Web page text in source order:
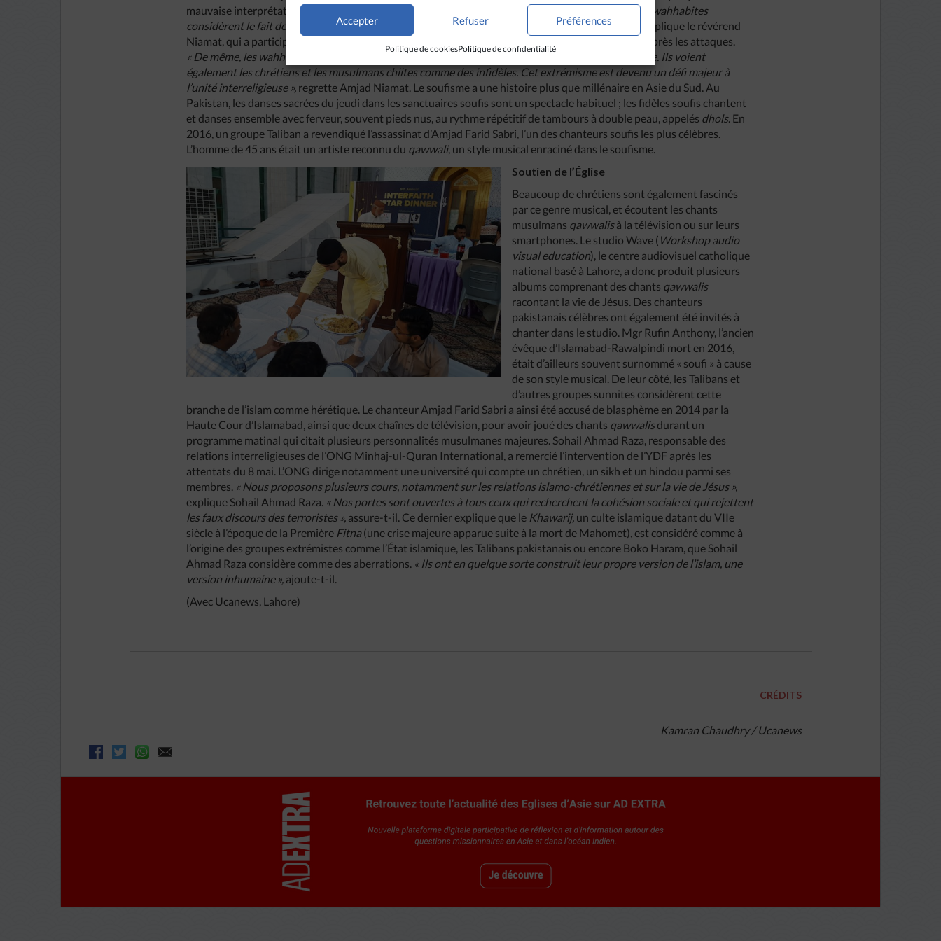
Accepter Refuser Préférences
Politique de cookiesPolitique de confidentialité
mauvaise interprétation du Coran.
« Les terroristes peuvent frapper partout, mais les extrémistes wahhabites
considèrent le fait de construire des lieux de culte sur des tombeaux comme contraire à l’islam »,
explique le révérend
Niamat, qui a participé à une veillée aux chandelles organisée le 11 mai à Data Darbar, trois jours après les attaques.
« De même, les wahhabites condamnent la tradition populaire du ‘dhamal’, une danse rituelle soufie. Ils voient
également les chrétiens et les musulmans chiites comme des infidèles. Cet extrémisme est devenu un défi majeur à
l’unité interreligieuse », regrette Amjad Niamat. Le soufisme a une histoire plus que millénaire en Asie du Sud. Au
Pakistan, les danses sacrées du jeudi dans les sanctuaires soufis sont un spectacle habituel ; les fidèles soufis chantent
et danses ensemble avec ferveur, souvent pieds nus, au rythme répétitif de tambours à double peau, appelés dhols. En
2016, un groupe Taliban a revendiqué l’assassinat d’Amjad Farid Sabri, l’un des chanteurs soufis les plus célèbres.
L’homme de 45 ans était un artiste reconnu du qawwali, un style musical enraciné dans le soufisme.
Soutien de l’Église
Beaucoup de chrétiens sont également fascinés
par ce genre musical, et écoutent les chants
musulmans qawwalisà la télévision ou sur leurs
smartphones. Le studio Wave ( Workshop audio
visual education), le centre audiovisuel catholique
national basé à Lahore, a donc produit plusieurs
albums comprenant des chants qawwalis
racontant la vie de Jésus. Des chanteurs
pakistanais célèbres ont également été invités à
chanter dans le studio. Mgr Rufin Anthony, l’ancien
évêque d’Islamabad-Rawalpindi mort en 2016,
était d’ailleurs souvent surnommé « soufi » à cause
de son style musical. De leur côté, les Talibans et
d’autres groupes sunnites considèrent cette
branche de l’islam comme hérétique. Le chanteur Amjad Farid Sabri a ainsi été accusé de blasphème en 2014 par la
Haute Cour d’Islamabad, ainsi que deux chaînes de télévision, pour avoir joué des chants qawwalisdurant un
programme matinal qui citait plusieurs personnalités musulmanes majeures. Sohail Ahmad Raza, responsable des
relations interreligieuses de l’ONG Minhaj-ul-Quran International, a remercié l’intervention de l’YDF après les
attentats du 8 mai. L’ONG dirige notamment une université qui compte un chrétien, un sikh et un hindou parmi ses
membres. « Nous proposons plusieurs cours, notamment sur les relations islamo-chrétiennes et sur la vie de Jésus »,
explique Sohail Ahmad Raza. « Nos portes sont ouvertes à tous ceux qui recherchent la cohésion sociale et qui rejettent
les faux discours des terroristes », assure-t-il. Ce dernier explique que le Khawarij, un culte islamique datant du VIIe
siècle à l’époque de la Première Fitna(une crise majeure apparue suite à la mort de Mahomet), est considéré comme à
l’origine des groupes extrémistes comme l’État islamique, les Talibans pakistanais ou encore Boko Haram, que Sohail
Ahmad Raza considère comme des aberrations. « Ils ont en quelque sorte construit leur propre version de l’islam, une
version inhumaine », ajoute-t-il.
(Avec Ucanews, Lahore)
CRÉDITS
Kamran Chaudhry / Ucanews